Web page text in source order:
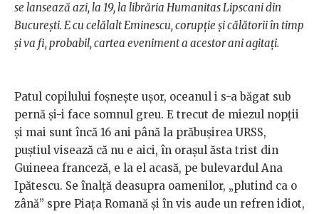
se lansează azi, la 19, la librăria Humanitas Lipscani din
București. E cu celălalt Eminescu, corupție și călătorii în timp
și va fi, probabil, cartea eveniment a acestor ani agitați.
Patul copilului foșnește ușor, oceanul i s-a băgat sub
pernă și-i face somnul greu. E trecut de miezul nopții
și mai sunt încă 16 ani până la prăbușirea URSS,
puștiul visează că nu e aici, în orașul ăsta trist din
Guineea franceză, e la el acasă, pe bulevardul Ana
Ipătescu. Se înalță deasupra oamenilor, „plutind ca o
zână” spre Piața Romană și în vis aude un refren idiot,